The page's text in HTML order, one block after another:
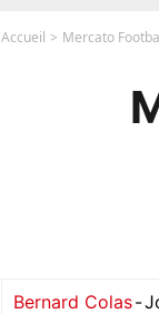
Accueil Mercato
Bernard Colas-